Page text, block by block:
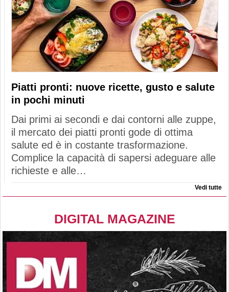
Piatti pronti: nuove ricette, gusto e salute
in pochi minuti
Dai primi ai secondi e dai contorni alle zuppe,
il mercato dei piatti pronti gode di ottima
salute ed è in costante trasformazione.
Complice la capacità di sapersi adeguare alle
richieste e alle…
Vedi tutte
DIGITAL MAGAZINE